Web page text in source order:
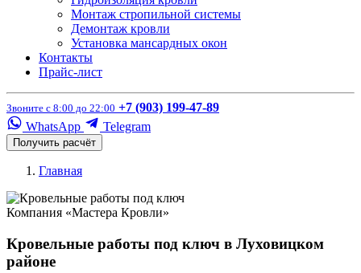
Монтаж стропильной системы
Демонтаж кровли
Установка мансардных окон
Контакты
Прайс-лист
Звоните с 8:00 до 22:00 +7 (903) 199-47-89
WhatsApp
Telegram
Получить расчёт
Главная
Компания «Мастера Кровли»
Кровельные работы под ключ в Луховицком
районе